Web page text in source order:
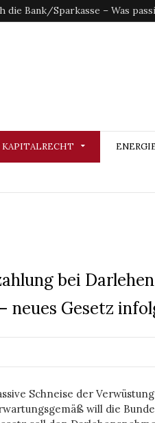
die Bank/Sparkasse – Was
bei
neues Gesetz
Schneise der
will die